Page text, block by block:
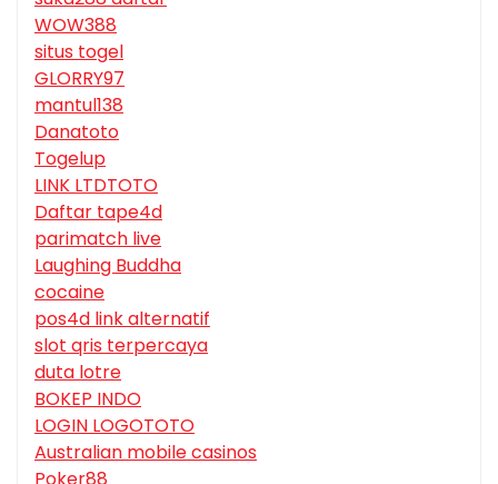
WOW388
situs togel
GLORRY97
mantul138
Danatoto
Togelup
LINK LTDTOTO
Daftar tape4d
parimatch live
Laughing Buddha
cocaine
pos4d link alternatif
slot qris terpercaya
duta lotre
BOKEP INDO
LOGIN LOGOTOTO
Australian mobile casinos